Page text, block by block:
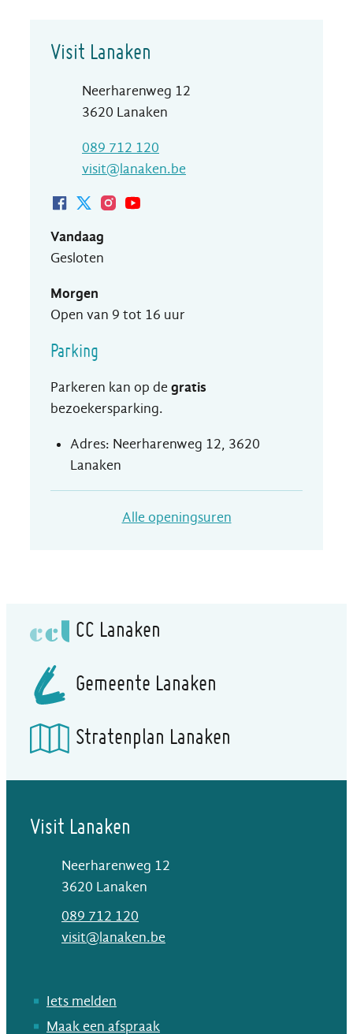
Visit Lanaken
AdresNeerharenweg 12
,3620 Lanaken
089 712 120
E-mailvisit@lanaken.be
Facebook Visit Lanaken
Twitter Visit Lanaken
Instagram Visit Lanaken
Youtube Visit Lanaken
Vandaag
Gesloten
Morgen
Open van 9 tot 16 uur
Parking
Parkeren kan op degratis
bezoekersparking.
Adres: Neerharenweg 12, 3620
Lanaken
Alle openingsurenVisit Lanaken
CC Lanaken
Gemeente Lanaken
Stratenplan Lanaken
Visit Lanaken
Neerharenweg 12
,3620 Lanaken
089 712 120
E-mailvisit@lanaken.be
Iets melden
Maak een afspraak